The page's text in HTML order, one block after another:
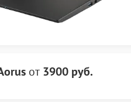
от 3900 руб.